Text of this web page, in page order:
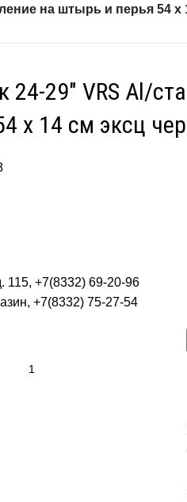
на штырь и перья 54
24-29″ VRS Al/
х 14 см эксц
115, +7(8332) 69-20-96
+7(8332) 75-27-54